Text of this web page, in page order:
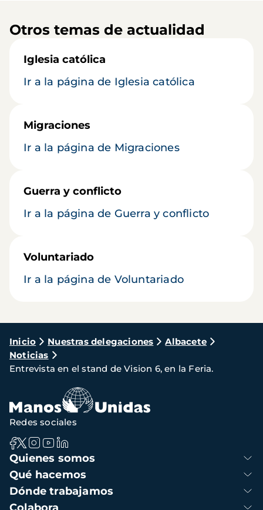
Otros temas de actualidad
Iglesia católica
Ir a la página de Iglesia católica
Migraciones
Ir a la página de Migraciones
Guerra y conflicto
Ir a la página de Guerra y conflicto
Voluntariado
Ir a la página de Voluntariado
Ruta
de
navegación
Inicio Nuestras delegaciones
Albacete
Noticias
Entrevista en el stand de Vision 6, en la Feria.
Navegación
principal
Quienes somos
Qué hacemos
Dónde trabajamos
Colabora
Redes sociales